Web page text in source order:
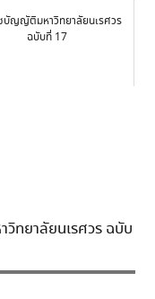
บัญญัติมหาวิทยาลัยนเรศวร
ฉบับที่ 17
ทยาลัยนเรศวร ฉบับ